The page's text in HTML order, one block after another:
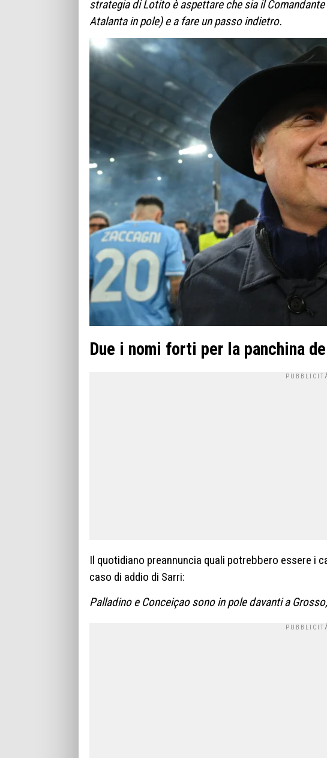
strategia di Lotito è aspettare che sia il Comandante
Atalanta in pole) e a fare un passo indietro.
Due i nomi forti per la panchina
Il quotidiano preannuncia quali potrebbero essere i
caso di addio di Sarri:
Palladino e Conceiçao sono in pole davanti a